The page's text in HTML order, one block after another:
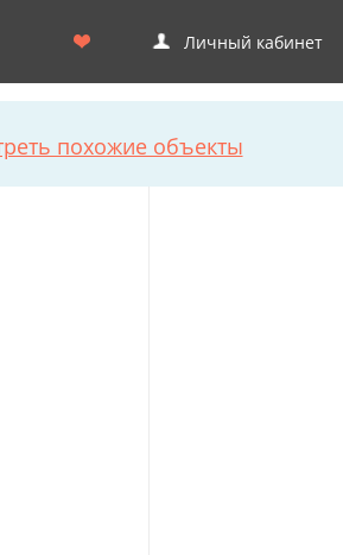
Личный кабинет
похожие объекты